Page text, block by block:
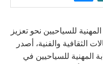
للسياحيين نحو تعزيز
الثقافية والفنية، أصدر
المهنية للسياحيين في